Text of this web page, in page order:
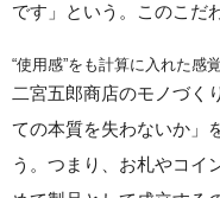
です」という。このこだ
“使用感”をも計算に入れた感
二宮五郎商店のモノづく
ての本質を失わないか」
う。つまり、お札やコイ